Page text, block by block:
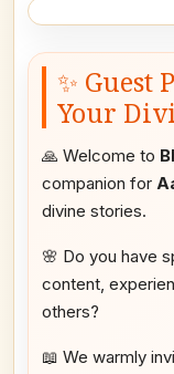
✨ Guest
Your
🙏 Welcome to
companion for
divine stories.
🌸 Do you have
content,
others?
📖 We warmly